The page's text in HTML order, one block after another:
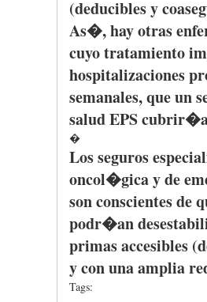
(deduciblesy
As�, hayotras
cuyotratamiento
hospitalizaciones
semanales,queun
saludEPS
�
Losseguros
oncol�gicay de
sonconscientesde
podr�an
primasaccesibles (
y conunaamplia
Tags: